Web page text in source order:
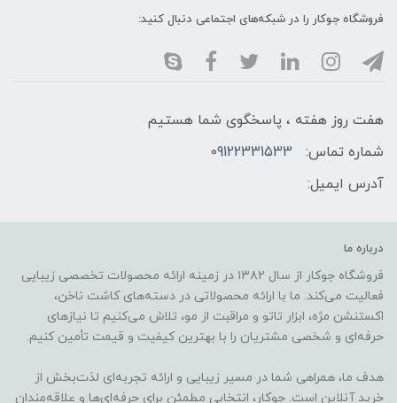
فروشگاه جوکار را در شبکه‌های اجتماعی دنبال کنید:
هفت روز هفته ، پاسخگوی شما هستیم
شماره تماس:
09122331533
آدرس ایمیل:
درباره ما
فروشگاه جوکار از سال ۱۳۸۲ در زمینه ارائه محصولات تخصصی زیبایی
فعالیت می‌کند. ما با ارائه محصولاتی در دسته‌های کاشت ناخن،
اکستنشن مژه، ابزار تاتو و مراقبت از مو، تلاش می‌کنیم تا نیازهای
حرفه‌ای و شخصی مشتریان را با بهترین کیفیت و قیمت تأمین کنیم.
هدف ما، همراهی شما در مسیر زیبایی و ارائه تجربه‌ای لذت‌بخش از
خرید آنلاین است. جوکار، انتخابی مطمئن برای حرفه‌ای‌ها و علاقه‌مندان